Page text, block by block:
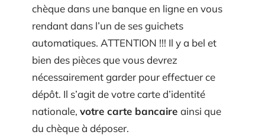
chèque dans une banque en ligne en vous
rendant dans l’un de ses guichets
automatiques. ATTENTION !!! Il y a bel et
bien des pièces que vous devrez
nécessairement garder pour effectuer ce
dépôt. Il s’agit de votre carte d’identité
nationale, votre carte bancaire ainsi que
du chèque à déposer.